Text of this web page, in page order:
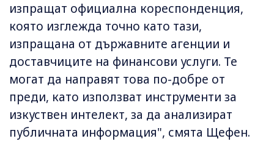
изпращат официална кореспонденция,
която изглежда точно като тази,
изпращана от държавните агенции и
доставчиците на финансови услуги. Те
могат да направят това по-добре от
преди, като използват инструменти за
изкуствен интелект, за да анализират
публичната информация", смята Щефен.